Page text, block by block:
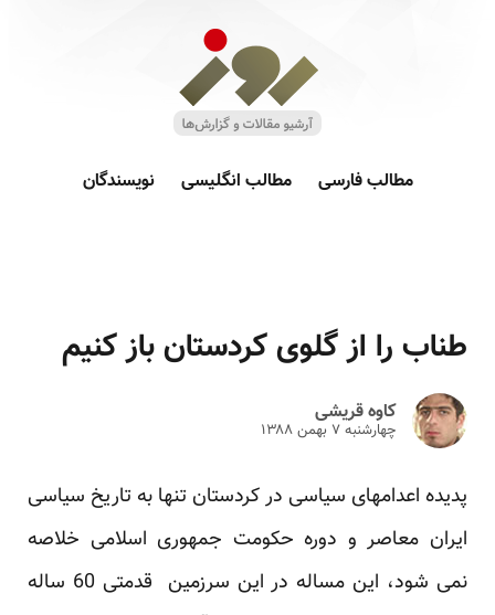
مطالب فارسی مطالب انگلیسی نویسندگان
طناب را از گلوی کردستان باز کنیم
کاوه قریشی
چهارشنبه ۷ بهمن ۱۳۸۸
پدیده اعدامهای سیاسی در کردستان تنها به تاریخ سیاسی
ایران معاصر و دوره حکومت جمهوری اسلامی خلاصه
نمی شود، این مساله در این سرزمین قدمتی 60 ساله